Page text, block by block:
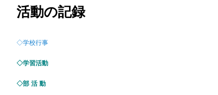
ン
ン
ツ
へ
活動の記録
◇学校行事
◇学習活動
◇部 活 動